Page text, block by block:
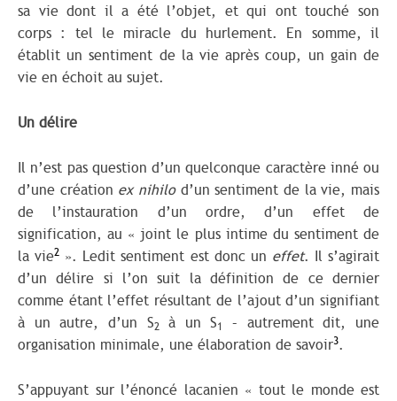
sa vie dont il a été l’objet, et qui ont touché son
corps : tel le miracle du hurlement. En somme, il
établit un sentiment de la vie après coup, un gain de
vie en échoit au sujet.
Un délire
Il n’est pas question d’un quelconque caractère inné ou
d’une création ex nihilod’un sentiment de la vie, mais
de l’instauration d’un ordre, d’un effet de
signification, au « joint le plus intime du sentiment de
la vie2 ». Ledit sentiment est donc un effet. Il s’agirait
d’un délire si l’on suit la définition de ce dernier
comme étant l’effet résultant de l’ajout d’un signifiant
à un autre, d’un S2 à un S1
– autrement dit, une
organisation minimale, une élaboration de savoir3.
S’appuyant sur l’énoncé lacanien « tout le monde est